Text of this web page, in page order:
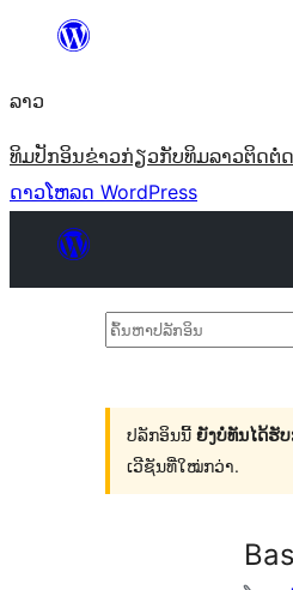
ທີ່
ເນື້ອຫາ
ລາວ
ທິມປັກອິນຂ່າວກ່ຽວກັບທິມລາວຕິດຕໍ່
ດາວໂຫລດ WordPress
ຄົ້ນ
ລັກ
ອິນ
ປລັກອິນນີ້ ຍັງບໍ່ທັນໄດ້ຮັ
ເວີຊັນທີ່ໃໝ່ກວ່າ.